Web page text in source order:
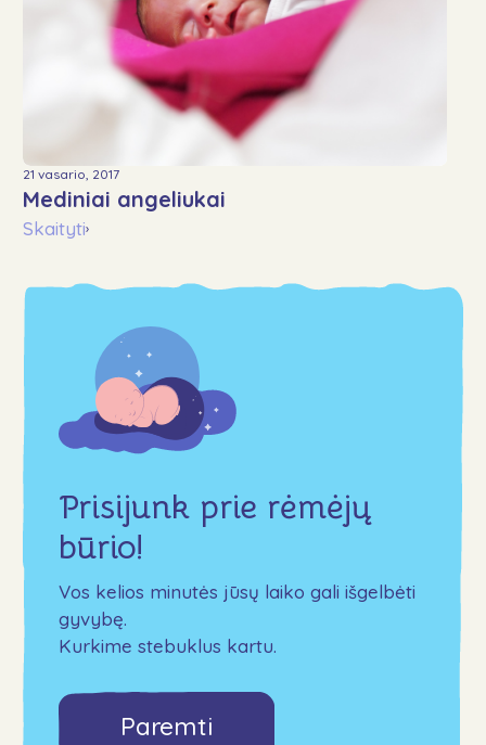
21 vasario, 2017
Mediniai angeliukai
Skaityti›
Prisijunk prie rėmėjų
būrio!
Vos kelios minutės jūsų laiko gali išgelbėti
gyvybę.
Kurkime stebuklus kartu.
Paremti